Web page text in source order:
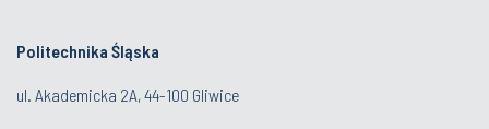
Politechnika Śląska
ul. Akademicka 2A, 44-100 Gliwice